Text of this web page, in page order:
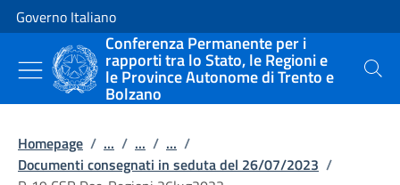
Vai al contenuto
Vai alla navigazione del sito
Governo Italiano
Conferenza Permanente per i
rapporti tra lo Stato, le Regioni e
le Province Autonome di Trento e
Bolzano
Cerca
Homepage / ... / ... / ... /
Documenti consegnati in seduta del 26/07/2023 /